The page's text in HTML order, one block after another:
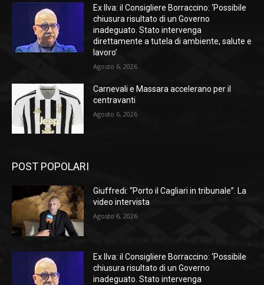
Ex Ilva: il Consigliere Borraccino: ‘Possibile
chiusura risultato di un Governo
inadeguato. Stato intervenga
direttamente a tutela di ambiente, salute e
lavoro’
Agosto 6, 2026
Carnevali e Massara accelerano per il
centravanti
Agosto 6, 2026
POST POPOLARI
Giuffredi: “Porto il Cagliari in tribunale”. La
video intervista
Agosto 6, 2026
Ex Ilva: il Consigliere Borraccino: ‘Possibile
chiusura risultato di un Governo
inadeguato. Stato intervenga